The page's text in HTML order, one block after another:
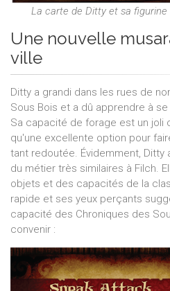
La carte de Ditty et sa
Une nouvelle
ville
Ditty a grandi dans les rues de
Sous Bois et a dû apprendre à
Sa capacité de forage est un joli
qu'une excellente option pour
tant redoutée. Évidemment,
du métier très similaires à Filch.
objets et des capacités de la
rapide et ses yeux perçants
capacité des Chroniques des
convenir :